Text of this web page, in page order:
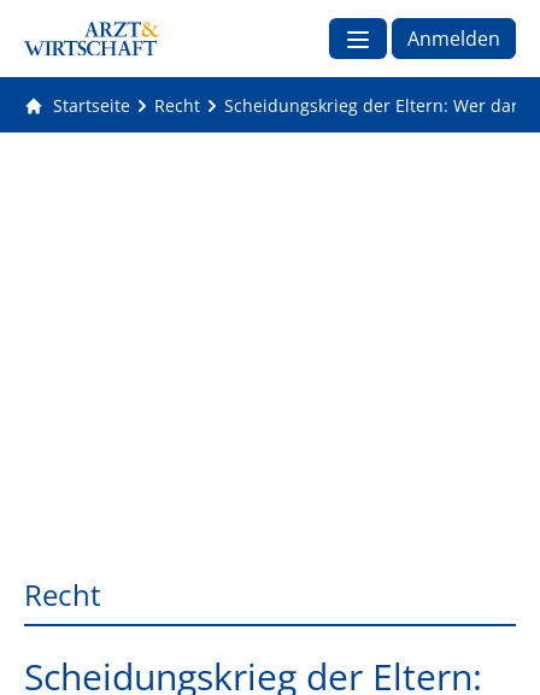
Anmelden
Startseite Recht Scheidungskrieg der Eltern: Wer darf
Recht
Scheidungskrieg der Eltern: